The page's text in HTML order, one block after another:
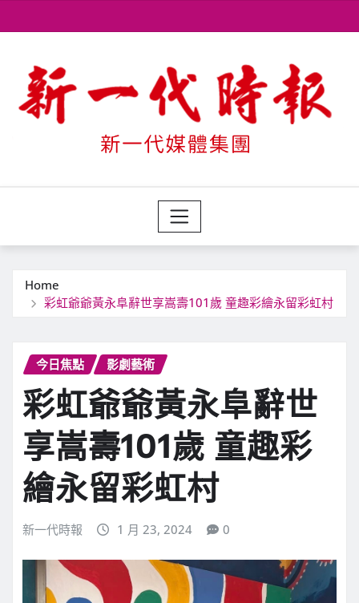
to
Home
彩虹爺爺黃永阜辭世享嵩壽101歲 童趣彩繪永留彩虹村
今日焦點 影劇藝術
彩虹爺爺黃永阜辭世
享嵩壽101歲 童趣彩
繪永留彩虹村
新一代時報 1 月 23, 2024 0